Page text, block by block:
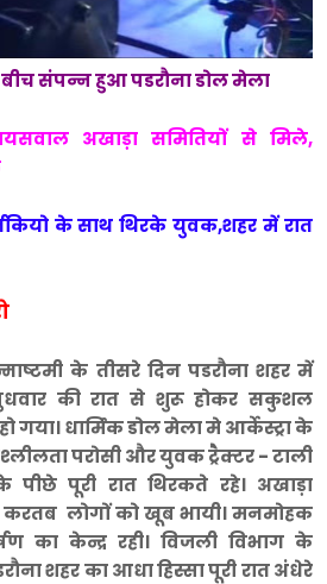
बीच संपन्न हुआ पडरौना डोल मेला
अखाड़ा समितियों से मिले,
के साथ थिरके युवक,शहर में रात
के तीसरे दिन पडरौना शहर में
की रात से शुरू होकर सकुशल
गया। धार्मिक डोल मेला मे आर्केस्ट्रा के
परोसी और युवक ट्रैक्टर - टाली
पीछे पूरी रात थिरकते रहे। अखाड़ा
लोगों को खूब भायी। मनमोहक
का केन्द्र रही। विजली विभाग के
शहर का आधा हिस्सा पूरी रात अंधेरे